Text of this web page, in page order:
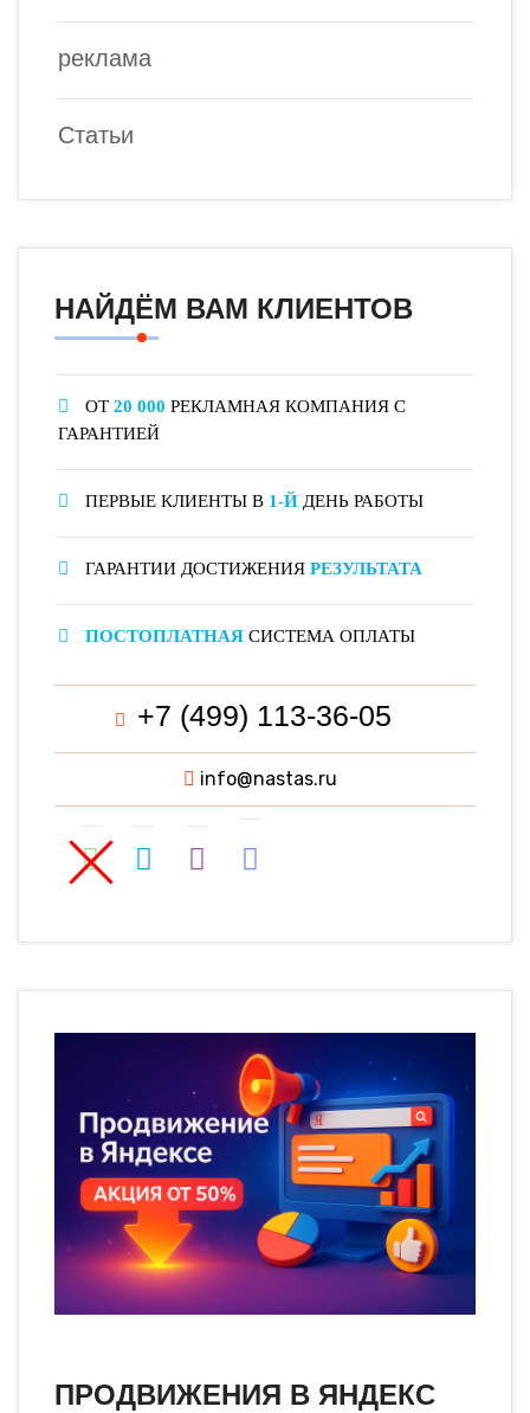
реклама
Статьи
НАЙДЁМ ВАМ КЛИЕНТОВ
ОТ 20 000 РЕКЛАМНАЯ КОМПАНИЯ С
ГАРАНТИЕЙ
ПЕРВЫЕ КЛИЕНТЫ В 1-Й ДЕНЬ РАБОТЫ
ГАРАНТИИ ДОСТИЖЕНИЯ РЕЗУЛЬТАТА
ПОСТОПЛАТНАЯ СИСТЕМА ОПЛАТЫ
+7 (499) 113-36-05
info@nastas.ru
ПРОДВИЖЕНИЯ В ЯНДЕКС